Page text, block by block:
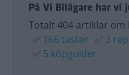
På Vi Bilägare har vi
Totalt 404 artiklar om
✅ 166 tester ✅ 3
✅ 5 köpguider